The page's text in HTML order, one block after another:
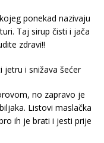
ponekad nazivaju
Taj sirup čisti i jača
zdravi!!
jetru i snižava šećer
no zapravo je
Listovi maslačka
ih je brati i jesti prije